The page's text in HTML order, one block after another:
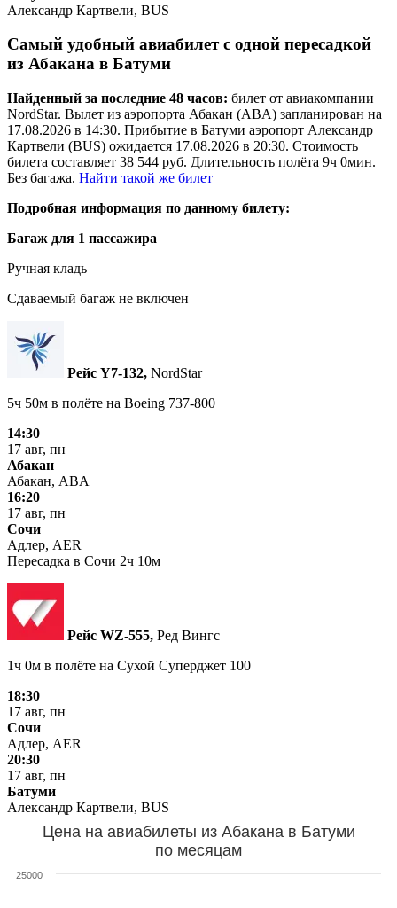
Александр Картвели, BUS
Самый удобный авиабилет с одной пересадкой
из Абакана в Батуми
Найденный за последние 48 часов: билет от авиакомпании
NordStar. Вылет из аэропорта Абакан (ABA) запланирован на
17.08.2026 в 14:30. Прибытие в Батуми аэропорт Александр
Картвели (BUS) ожидается 17.08.2026 в 20:30. Стоимость
билета составляет 38 544 руб. Длительность полёта 9ч 0мин.
Без багажа. Найти такой же билет
Подробная информация по данному билету:
Багаж для 1 пассажира
Ручная кладь
Сдаваемый багаж не включен
Рейс Y7‑132, NordStar
5ч 50м в полёте на Boeing 737-800
14:30
17 авг, пн
Абакан
Абакан, ABA
16:20
17 авг, пн
Сочи
Адлер, AER
Пересадка в Сочи 2ч 10м
Рейс WZ‑555, Ред Вингс
1ч 0м в полёте на Сухой Суперджет 100
18:30
17 авг, пн
Сочи
Адлер, AER
20:30
17 авг, пн
Батуми
Александр Картвели, BUS
Цена на авиабилеты из Абакана в Батуми
по месяцам
25000